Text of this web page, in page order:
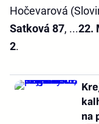
Hočevarová
Satková 87, ...22.
2.
na